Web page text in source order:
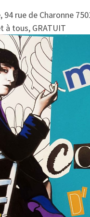
94 rue de Charonne
à tous, GRATUIT